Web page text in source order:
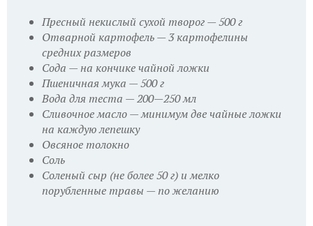
Пресный некислый сухой творог — 500 г
Отварной картофель — 3 картофелины
средних размеров
Сода — на кончике чайной ложки
Пшеничная мука — 500 г
Вода для теста — 200—250 мл
Сливочное масло — минимум две чайные ложки
на каждую лепешку
Овсяное толокно
Соль
Соленый сыр (не более 50 г) и мелко
порубленные травы — по желанию